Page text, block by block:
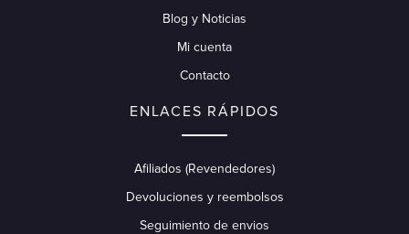
Blog y Noticias
Mi cuenta
Contacto
ENLACES RÁPIDOS
Afiliados (Revendedores)
Devoluciones y reembolsos
Seguimiento de envios